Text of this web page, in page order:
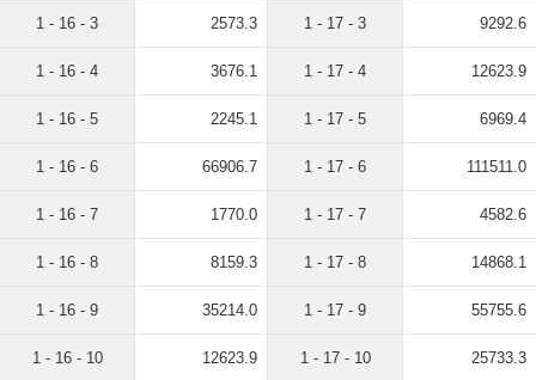
1 - 16 - 3 2573.3
1 - 16 - 4 3676.1
1 - 16 - 5 2245.1
1 - 16 - 6 66906.7
1 - 16 - 7 1770.0
1 - 16 - 8 8159.3
1 - 16 - 9 35214.0
1 - 16 - 10 12623.9
1 - 17 - 3 9292.6
1 - 17 - 4 12623.9
1 - 17 - 5 6969.4
1 - 17 - 6 111511.0
1 - 17 - 7 4582.6
1 - 17 - 8 14868.1
1 - 17 - 9 55755.6
1 - 17 - 10 25733.3